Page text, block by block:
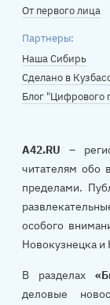
От первого лица
Партнеры:
Наша Сибирь
Сделано в
Блог "Цифрового
A42.RU –
читателям обо
пределами.
особого
Новокузнецка и
В разделах
деловые